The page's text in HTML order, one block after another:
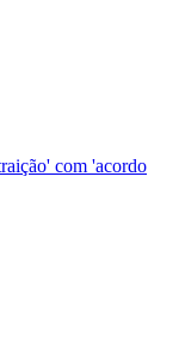
com 'acordo